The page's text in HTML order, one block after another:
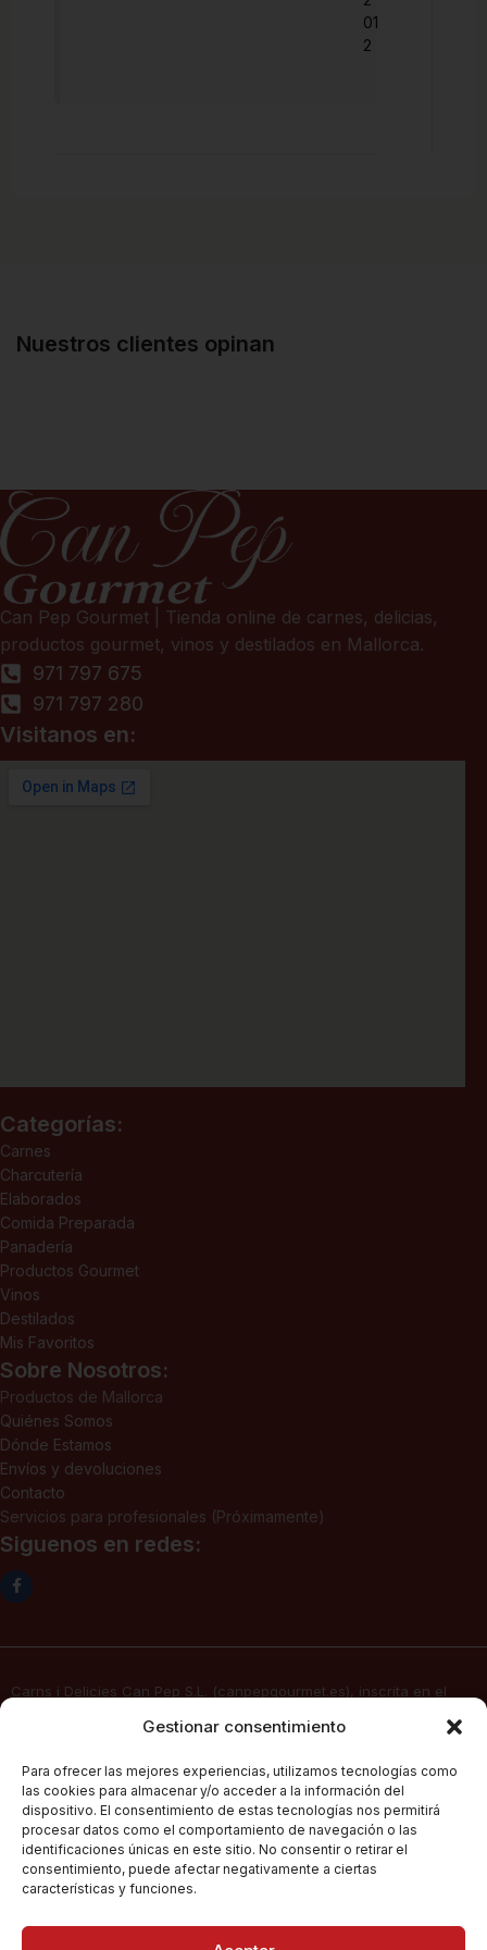
Gestionar consentimiento
Para ofrecer las mejores experiencias, utilizamos tecnologías como
las cookies para almacenar y/o acceder a la información del
dispositivo. El consentimiento de estas tecnologías nos permitirá
procesar datos como el comportamiento de navegación o las
identificaciones únicas en este sitio. No consentir o retirar el
consentimiento, puede afectar negativamente a ciertas
características y funciones.
01
2
Nuestros clientes opinan
Can Pep Gourmet | Tienda online de carnes, delicias,
productos gourmet, vinos y destilados en Mallorca.
971 797 675
971 797 280
Visitanos en:
Categorías:
Carnes
Charcutería
Elaborados
Comida Preparada
Panadería
Productos Gourmet
Vinos
Destilados
Mis Favoritos
Sobre Nosotros:
Productos de Mallorca
Quiénes Somos
Dónde Estamos
Envíos y devoluciones
Contacto
Servicios para profesionales (Próximamente)
Siguenos en redes:
Carns i Delicies Can Pep S.L. (canpepgourmet.es), inscrita en el
1ª, fecha 02/06/2025, con domicilio social en c/ Major Nº 115,
sus servicios de venta electrónica por Internet a través de su
página web canpepgourmet.es
Can Pep Gourmet2026.
Todos los derechos
reservados.